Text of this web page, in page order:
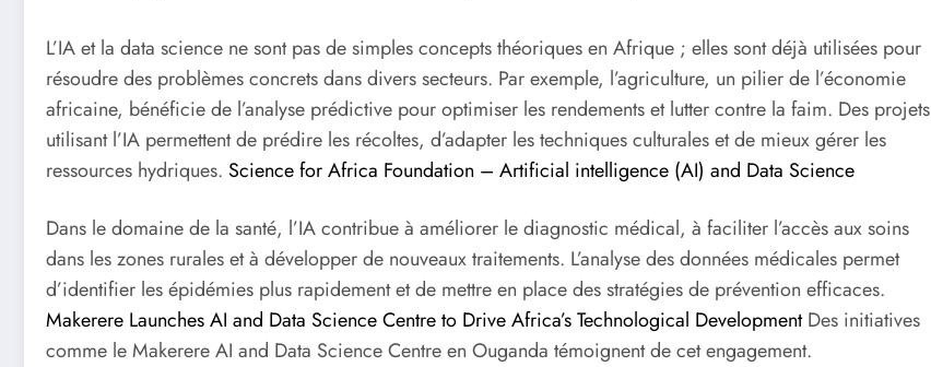
L’IA et la data science ne sont pas de simples concepts théoriques en Afrique ; elles sont déjà utilisées pour
résoudre des problèmes concrets dans divers secteurs. Par exemple, l’agriculture, un pilier de l’économie
africaine, bénéficie de l’analyse prédictive pour optimiser les rendements et lutter contre la faim. Des projets
utilisant l’IA permettent de prédire les récoltes, d’adapter les techniques culturales et de mieux gérer les
ressources hydriques. Science for Africa Foundation – Artificial intelligence (AI) and Data Science
Dans le domaine de la santé, l’IA contribue à améliorer le diagnostic médical, à faciliter l’accès aux soins
dans les zones rurales et à développer de nouveaux traitements. L’analyse des données médicales permet
d’identifier les épidémies plus rapidement et de mettre en place des stratégies de prévention efficaces.
Makerere Launches AI and Data Science Centre to Drive Africa’s Technological DevelopmentDes initiatives
comme le Makerere AI and Data Science Centre en Ouganda témoignent de cet engagement.